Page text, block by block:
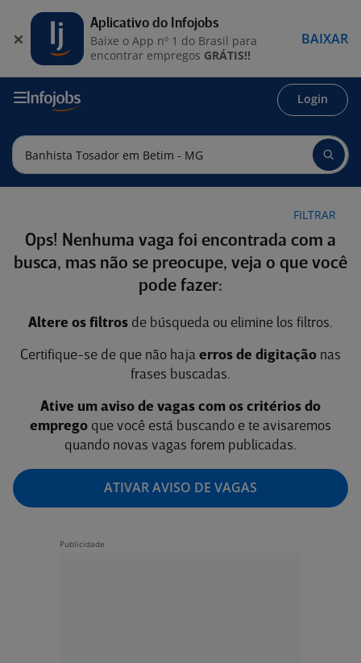
Login
FILTRAR
Ops! Nenhuma vaga foi encontrada com a
busca, mas não se preocupe, veja o que você
pode fazer:
Altere os filtros de búsqueda ou elimine los filtros.
Certifique-se de que não haja erros de digitação nas
frases buscadas.
Ative um aviso de vagas com os critérios do
emprego que você está buscando e te avisaremos
quando novas vagas forem publicadas.
ATIVAR AVISO DE VAGAS
Aplicativo do Infojobs
Baixe o App nº 1 do Brasil para
encontrar empregos GRÁTIS!!
BAIXAR